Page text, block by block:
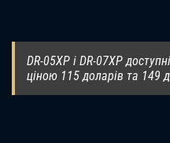
DR-05XP і DR-07XP
ціною 115 доларів та 149